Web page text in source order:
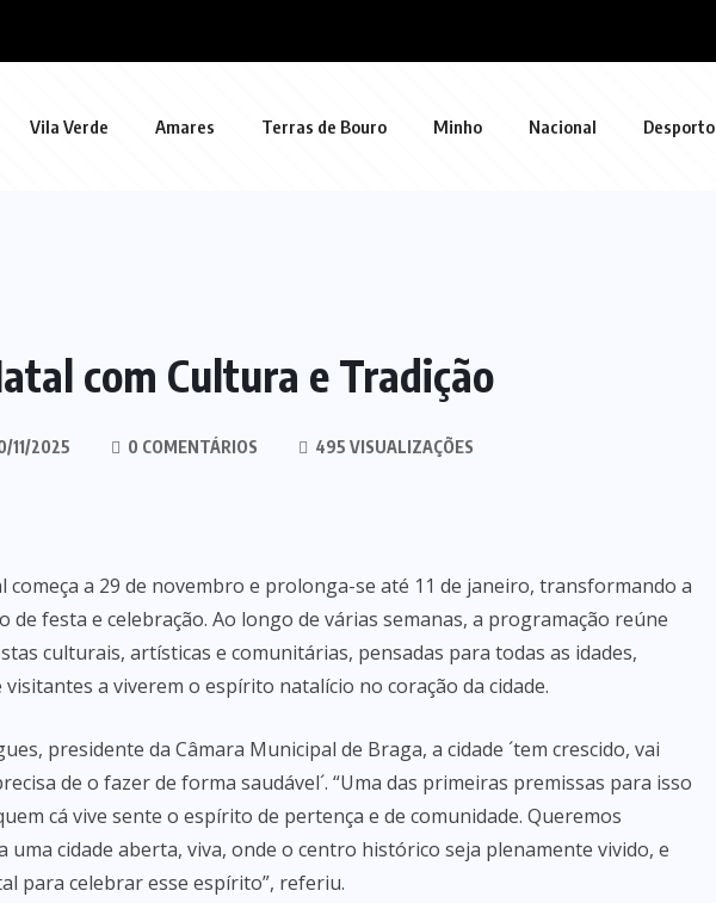
Vila Verde Amares Terras de Bouro Minho Nacional Desporto
com Cultura e Tradição
11/2025 0 COMENTÁRIOS 495 VISUALIZAÇÕES
começa a 29 de novembro e prolonga-se até 11 de janeiro, transformando a
de festa e celebração. Ao longo de várias semanas, a programação reúne
culturais, artísticas e comunitárias, pensadas para todas as idades,
a viverem o espírito natalício no coração da cidade.
presidente da Câmara Municipal de Braga, a cidade ´tem crescido, vai
de o fazer de forma saudável´. “Uma das primeiras premissas para isso
cá vive sente o espírito de pertença e de comunidade. Queremos
uma cidade aberta, viva, onde o centro histórico seja plenamente vivido, e
para celebrar esse espírito”, referiu.